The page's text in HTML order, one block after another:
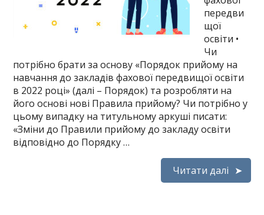
передви
щої
освіти •
Чи
потрібно брати за основу «Порядок прийому на
навчання до закладів фахової передвищої освіти
в 2022 році» (далі – Порядок) та розробляти на
його основі нові Правила прийому? Чи потрібно у
цьому випадку на титульному аркуші писати:
«Зміни до Правили прийому до закладу освіти
відповідно до Порядку …
Читати далі